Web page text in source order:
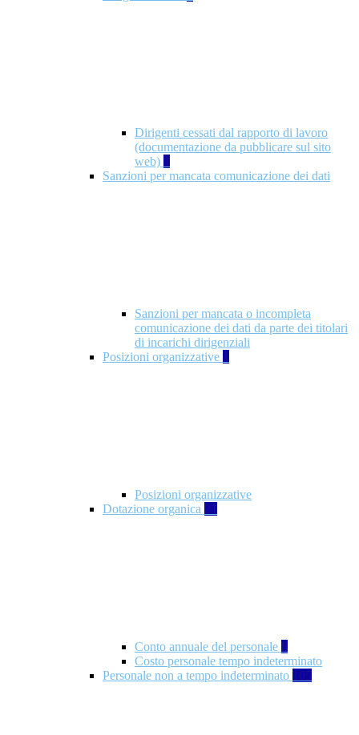
Dirigenti cessati dal rapporto di lavoro
(documentazione da pubblicare sul sito
web) 1
Sanzioni per mancata comunicazione dei dati
Sanzioni per mancata o incompleta
comunicazione dei dati da parte dei titolari
di incarichi dirigenziali
Posizioni organizzative 1
Posizioni organizzative
Dotazione organica 21
Conto annuale del personale 8
Costo personale tempo indeterminato
Personale non a tempo indeterminato 105